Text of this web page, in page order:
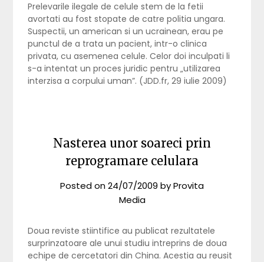
Prelevarile ilegale de celule stem de la fetii
avortati au fost stopate de catre politia ungara.
Suspectii, un american si un ucrainean, erau pe
punctul de a trata un pacient, intr-o clinica
privata, cu asemenea celule. Celor doi inculpati li
s-a intentat un proces juridic pentru „utilizarea
interzisa a corpului uman”. (JDD.fr, 29 iulie 2009)
Nasterea unor soareci prin
reprogramare celulara
Posted on24/07/2009 byProvita
Media
Doua reviste stiintifice au publicat rezultatele
surprinzatoare ale unui studiu intreprins de doua
echipe de cercetatori din China. Acestia au reusit